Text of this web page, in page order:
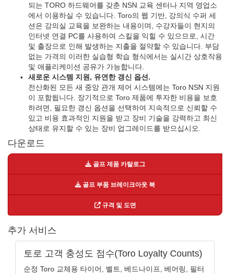
되는 TORO 하드웨어를 갖춘 NSN 교육 센터나 지역 영업소
에서 이용하실 수 있습니다. Toro의 웹 기반, 강의식 수퍼 세
션은 강의실 교육을 보완하는 내용이며, 수강자들이 현지의
인터넷 연결 PC를 사용하여 스킬을 익힐 수 있으므로, 시간
및 출장으로 인해 발생하는 지출을 절약할 수 있습니다. 부담
없는 가격의 이러한 실습형 학습 형식에서는 실시간 상호작용
및 애플리케이션 공유가 가능합니다.
새로운 시스템 지원, 유연한 갱신 옵션.
전산화된 모든 새 중앙 관개 제어 시스템에는 Toro NSN 지원
이 포함됩니다. 장기적으로 Toro 제품에 투자한 비용을 보호
하려면, 필요한 갱신 옵션을 선택하여 지속적으로 신뢰할 수
있고 비용 효과적인 지원을 받고 장비 기술을 강력하고 최신
상태로 유지할 수 있는 장비 업그레이드를 받으십시오.
다운로드
골프 제품 카탈로그
골프 부품 브레이크아웃 북
규격 및 도면
추가 서비스
토로 고객 충성도 점수(Toro Loyalty Counts)
순정 Toro 교체용 타이어, 벨트, 베드나이프, 베어링, 필터